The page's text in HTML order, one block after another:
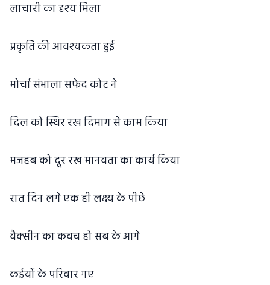
लाचारी का दृश्य मिला
प्रकृति की आवश्यकता हुई
मोर्चा संभाला सफेद कोट ने
दिल को स्थिर रख दिमाग से काम किया
मजहब को दूर रख मानवता का कार्य किया
रात दिन लगे एक ही लक्ष्य के पीछे
वैक्सीन का कवच हो सब के आगे
कईयों के परिवार गए